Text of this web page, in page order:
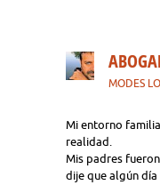
MODES
Mi entorno
realidad.
Mis padres
dije que algún